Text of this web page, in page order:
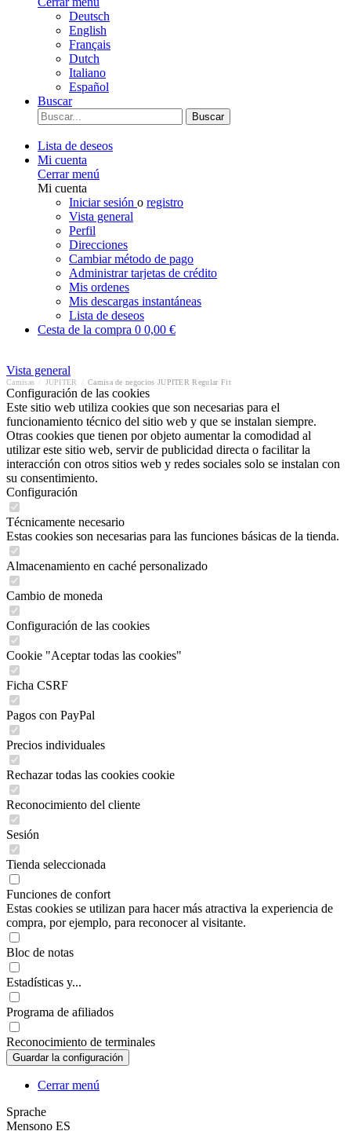
Deutsch
English
Français
Dutch
Italiano
Español
Buscar
Buscar
Lista de deseos
Mi cuenta
Cerrar menú
Mi cuenta
Iniciar sesión o registro
Vista general
Perfil
Direcciones
Cambiar método de pago
Administrar tarjetas de crédito
Mis ordenes
Mis descargas instantáneas
Lista de deseos
Cesta de la compra 0 0,00 €
Vista general
Camisas JUPITER Camisa de negocios JUPITER Regular Fit
Configuración de las cookies
Este sitio web utiliza cookies que son necesarias para el
funcionamiento técnico del sitio web y que se instalan siempre.
Otras cookies que tienen por objeto aumentar la comodidad al
utilizar este sitio web, servir de publicidad directa o facilitar la
interacción con otros sitios web y redes sociales solo se instalan con
su consentimiento.
Configuración
Técnicamente necesario
Estas cookies son necesarias para las funciones básicas de la tienda.
Almacenamiento en caché personalizado
Cambio de moneda
Configuración de las cookies
Cookie "Aceptar todas las cookies"
Ficha CSRF
Pagos con PayPal
Precios individuales
Rechazar todas las cookies cookie
Reconocimiento del cliente
Sesión
Tienda seleccionada
Funciones de confort
Estas cookies se utilizan para hacer más atractiva la experiencia de
compra, por ejemplo, para reconocer al visitante.
Bloc de notas
Estadísticas y...
Programa de afiliados
Reconocimiento de terminales
Cerrar menú
Sprache
Mensono ES